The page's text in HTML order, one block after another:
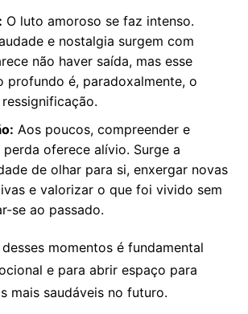
O luto amoroso se faz intenso.
e nostalgia surgem com
não haver saída, mas esse
profundo é, paradoxalmente, o
Aos poucos, compreender e
oferece alívio. Surge a
de olhar para si, enxergar novas
e valorizar o que foi vivido sem
se ao passado.
momentos é fundamental
e para abrir espaço para
mais saudáveis no futuro.